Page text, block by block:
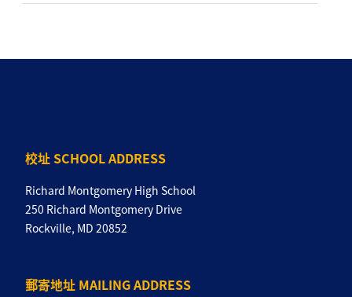
校址 SCHOOL ADDRESS
Richard Montgomery High School
250 Richard Montgomery Drive
Rockville, MD 20852
郵寄地址 MAILING ADDRESS